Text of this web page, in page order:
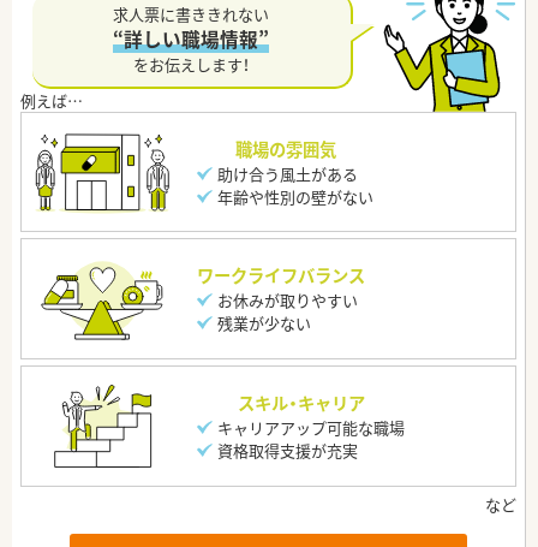
求人票に書ききれない
“詳しい職場情報”
をお伝えします！
職場の雰囲気
助け合う風土がある
年齢や性別の壁がない
ワークライフバランス
お休みが取りやすい
残業が少ない
スキル・キャリア
キャリアアップ可能な職場
資格取得支援が充実